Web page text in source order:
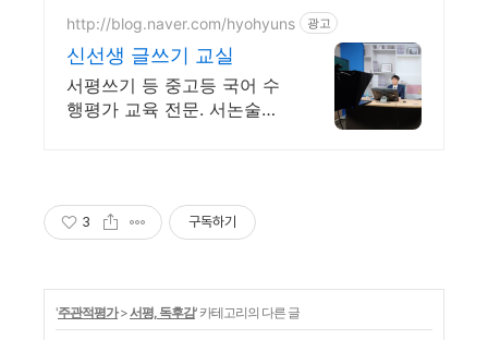
http://blog.naver.com/hyohyuns 광고
신선생 글쓰기 교실
서평쓰기 등 중고등 국어 수
행평가 교육 전문. 서논술형
3 구독하기
'주관적평가>서평, 독후감' 카테고리의 다른 글